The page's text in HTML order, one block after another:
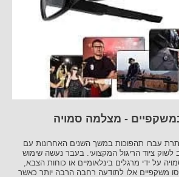
- מצלמה סמויה
עברו תהפוכות במשך השנים האחרונות עם
ציוד הריגול המקצועי. בעבר נעשה שימוש
על ידי מרגלים בינלאומיים או כוחות הצבא,
משקפיים אלו לתודעה רחבה הרבה יותר כאשר